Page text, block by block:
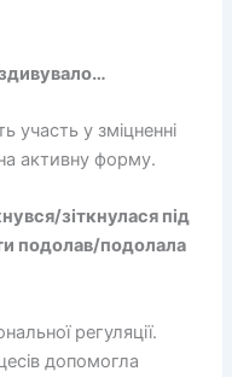
у зміцненні
активну форму.
зіткнулася під
подолав/подолала
регуляції.
допомогла